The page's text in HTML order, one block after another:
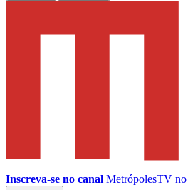
Inscreva-se no canal MetrópolesTV no